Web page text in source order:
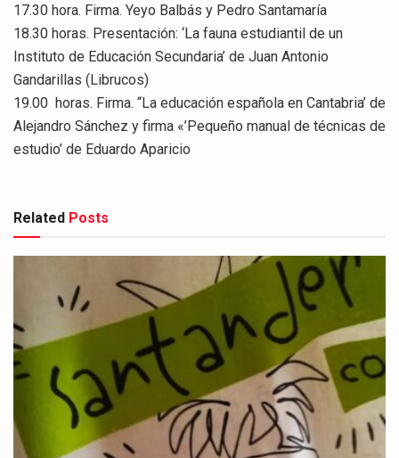
17.30 hora. Firma. Yeyo Balbás y Pedro Santamaría
18.30 horas. Presentación: ‘La fauna estudiantil de un
Instituto de Educación Secundaria’ de Juan Antonio
Gandarillas (Librucos)
19.00 horas. Firma. “La educación española en Cantabria’ de
Alejandro Sánchez y firma «’Pequeño manual de técnicas de
estudio’ de Eduardo Aparicio
Related Posts